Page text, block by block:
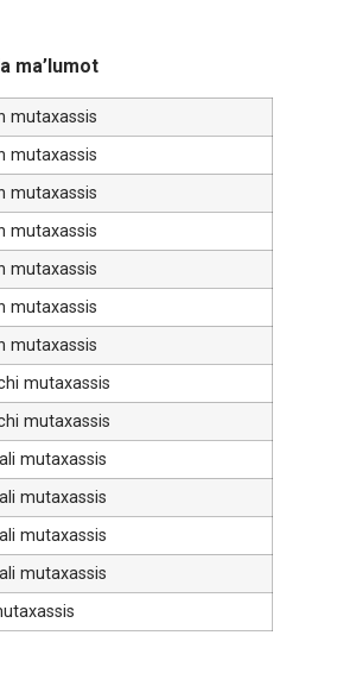
ma’lumot
mutaxassis
mutaxassis
mutaxassis
mutaxassis
mutaxassis
mutaxassis
mutaxassis
mutaxassis
mutaxassis
mutaxassis
mutaxassis
mutaxassis
mutaxassis